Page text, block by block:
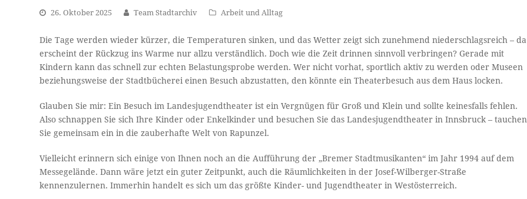
26. Oktober 2025 Team Stadtarchiv Arbeit und Alltag
Die Tage werden wieder kürzer, die Temperaturen sinken, und das Wetter zeigt sich zunehmend niederschlagsreich – da
erscheint der Rückzug ins Warme nur allzu verständlich. Doch wie die Zeit drinnen sinnvoll verbringen? Gerade mit
Kindern kann das schnell zur echten Belastungsprobe werden. Wer nicht vorhat, sportlich aktiv zu werden oder Museen
beziehungsweise der Stadtbücherei einen Besuch abzustatten, den könnte ein Theaterbesuch aus dem Haus locken.
Glauben Sie mir: Ein Besuch im Landesjugendtheater ist ein Vergnügen für Groß und Klein und sollte keinesfalls fehlen.
Also schnappen Sie sich Ihre Kinder oder Enkelkinder und besuchen Sie das Landesjugendtheater in Innsbruck – tauchen
Sie gemeinsam ein in die zauberhafte Welt von Rapunzel.
Vielleicht erinnern sich einige von Ihnen noch an die Aufführung der „Bremer Stadtmusikanten“ im Jahr 1994 auf dem
Messegelände. Dann wäre jetzt ein guter Zeitpunkt, auch die Räumlichkeiten in der Josef-Wilberger-Straße
kennenzulernen. Immerhin handelt es sich um das größte Kinder- und Jugendtheater in Westösterreich.